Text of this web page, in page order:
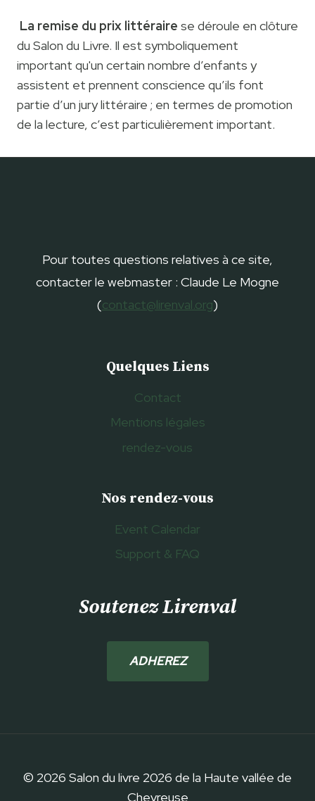
La remise du prix littéraire se déroule en clôture
du Salon du Livre. Il est symboliquement
important qu'un certain nombre d’enfants y
assistent et prennent conscience qu’ils font
partie d’un jury littéraire ; en termes de promotion
de la lecture, c’est particulièrement important.
Pour toutes questions relatives à ce site,
contacter le webmaster : Claude Le Mogne
(contact@lirenval.org)
Quelques Liens
Contact
Mentions légales
rendez-vous
Nos rendez-vous
Event Calendar
Support & FAQ
Soutenez Lirenval
ADHEREZ
© 2026 Salon du livre 2026 de la Haute vallée de
Chevreuse